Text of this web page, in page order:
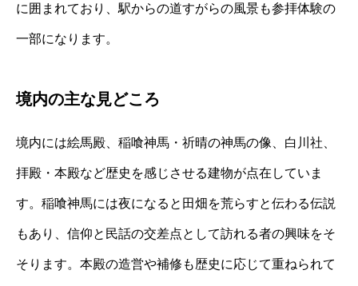
に囲まれており、駅からの道すがらの風景も参拝体験の
一部になります。
境内の主な見どころ
境内には絵馬殿、稲喰神馬・祈晴の神馬の像、白川社、
拝殿・本殿など歴史を感じさせる建物が点在していま
す。稲喰神馬には夜になると田畑を荒らすと伝わる伝説
もあり、信仰と民話の交差点として訪れる者の興味をそ
そります。本殿の造営や補修も歴史に応じて重ねられて